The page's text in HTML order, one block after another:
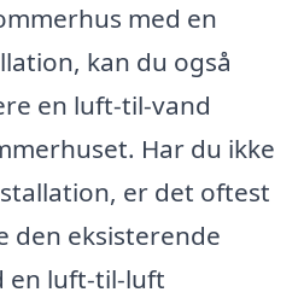
med en
kan du også
en luft-til-vand
Har du ikke
er det oftest
den eksisterende
en luft-til-luft